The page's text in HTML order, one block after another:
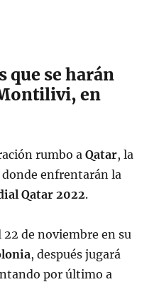
se harán
en
rumbo aQatar, la
donde enfrentarán la
Qatar 2022.
22 de noviembre en su
, después jugará
por último a